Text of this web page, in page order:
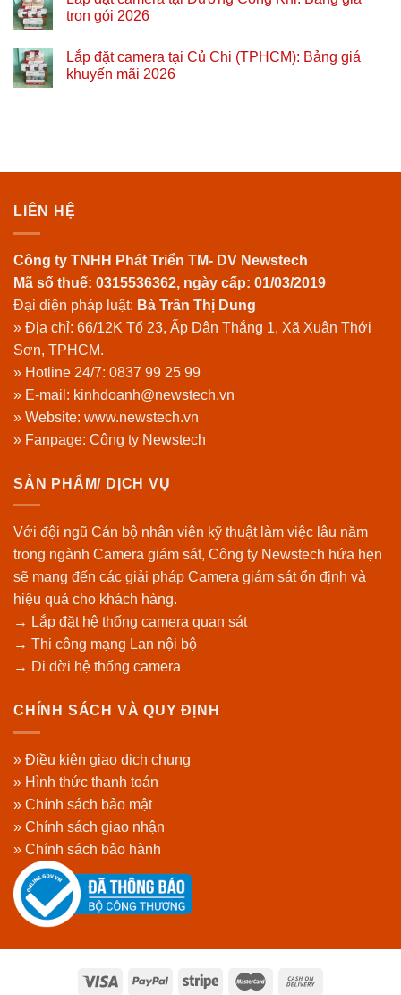
trọn gói 2026
Lắp đặt camera tại Củ Chi (TPHCM): Bảng giá
khuyến mãi 2026
LIÊN HỆ
Công ty TNHH Phát Triển TM- DV Newstech
Mã số thuế: 0315536362, ngày cấp: 01/03/2019
Đại diện pháp luật: Bà Trần Thị Dung
» Địa chỉ: 66/12K Tổ 23, Ấp Dân Thắng 1, Xã Xuân Thới
Sơn, TPHCM.
» Hotline 24/7: 0837 99 25 99
» E-mail: kinhdoanh@newstech.vn
» Website: www.newstech.vn
» Fanpage: Công ty Newstech
SẢN PHẨM/ DỊCH VỤ
Với đội ngũ Cán bộ nhân viên kỹ thuật làm việc lâu năm
trong ngành Camera giám sát, Công ty Newstech hứa hẹn
sẽ mang đến các giải pháp Camera giám sát ổn định và
hiệu quả cho khách hàng.
→ Lắp đặt hệ thống camera quan sát
→ Thi công mạng Lan nội bộ
→ Di dời hệ thống camera
CHÍNH SÁCH VÀ QUY ĐỊNH
» Điều kiện giao dịch chung
» Hình thức thanh toán
» Chính sách bảo mật
» Chính sách giao nhận
» Chính sách bảo hành